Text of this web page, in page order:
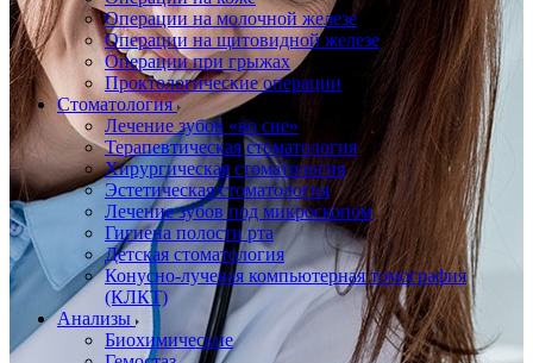
Операции на молочной железе
Операции на щитовидной железе
Операции при грыжах
Проктологические операции
Стоматология
Лечение зубов «во сне»
Терапевтическая стоматология
Хирургическая стоматология
Эстетическая стоматология
Лечение зубов под микроскопом
Гигиена полости рта
Детская стоматология
Конусно-лучевая компьютерная томография
(КЛКТ)
Анализы
Биохимические